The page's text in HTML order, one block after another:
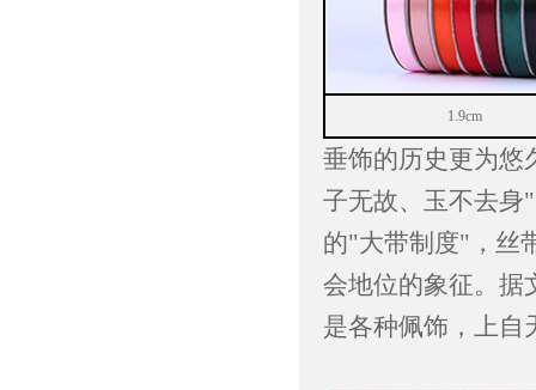
1.9cm
垂饰的历史更为悠
子无故、玉不去身
的"大带制度"，丝
会地位的象征。据
是各种佩饰，上自